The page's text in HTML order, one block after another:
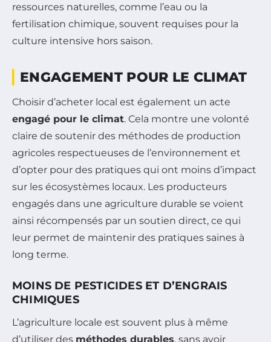
ressources naturelles, comme l’eau ou la
fertilisation chimique, souvent requises pour la
culture intensive hors saison.
ENGAGEMENT POUR LE CLIMAT
Choisir d’acheter local est également un acte
engagé pour le climat. Cela montre une volonté
claire de soutenir des méthodes de production
agricoles respectueuses de l’environnement et
d’opter pour des pratiques qui ont moins d’impact
sur les écosystèmes locaux. Les producteurs
engagés dans une agriculture durable se voient
ainsi récompensés par un soutien direct, ce qui
leur permet de maintenir des pratiques saines à
long terme.
MOINS DE PESTICIDES ET D’ENGRAIS
CHIMIQUES
L’agriculture locale est souvent plus à même
d’utiliser des méthodes durables, sans avoir